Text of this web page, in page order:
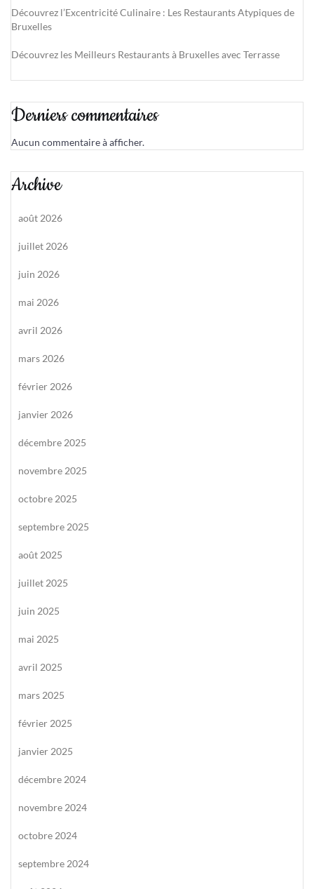
Découvrez l’Excentricité Culinaire : Les Restaurants Atypiques de
Bruxelles
Découvrez les Meilleurs Restaurants à Bruxelles avec Terrasse
Derniers commentaires
Aucun commentaire à afficher.
Archive
août 2026
juillet 2026
juin 2026
mai 2026
avril 2026
mars 2026
février 2026
janvier 2026
décembre 2025
novembre 2025
octobre 2025
septembre 2025
août 2025
juillet 2025
juin 2025
mai 2025
avril 2025
mars 2025
février 2025
janvier 2025
décembre 2024
novembre 2024
octobre 2024
septembre 2024